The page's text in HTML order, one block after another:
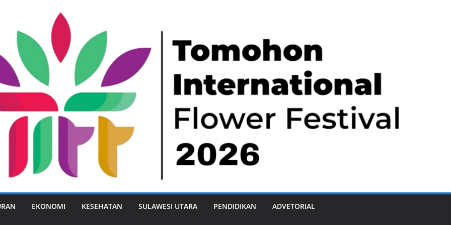
EKONOMI KESEHATAN SULAWESI UTARA PENDIDIKAN ADVETORIAL